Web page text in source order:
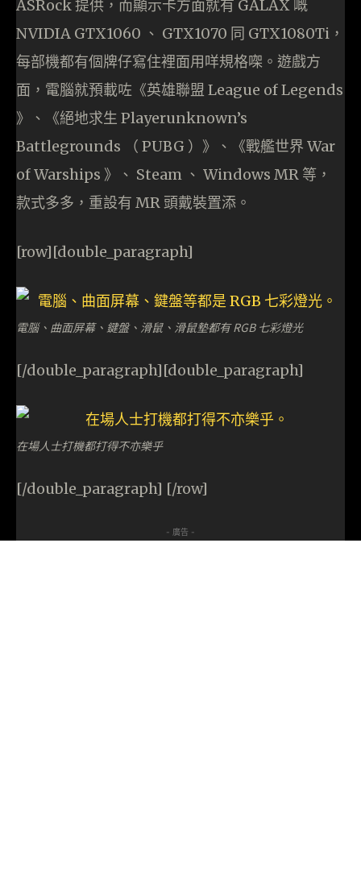
ASRock 提供，而顯示卡方面就有 GALAX 嘅
NVIDIA GTX1060 、 GTX1070 同 GTX1080Ti，
每部機都有個牌仔寫住裡面用咩規格㗎。遊戲方
面，電腦就預載咗《英雄聯盟 League of Legends
》、《絕地求生 Playerunknown’s
Battlegrounds （ PUBG ）》、《戰艦世界 War
of Warships 》、 Steam 、 Windows MR 等，
款式多多，重設有 MR 頭戴裝置添。
[row][double_paragraph]
電腦、曲面屏幕、鍵盤、滑鼠、滑鼠墊都有 RGB 七彩燈光
[/double_paragraph][double_paragraph]
在場人士打機都打得不亦樂乎
[/double_paragraph] [/row]
- 廣告 -